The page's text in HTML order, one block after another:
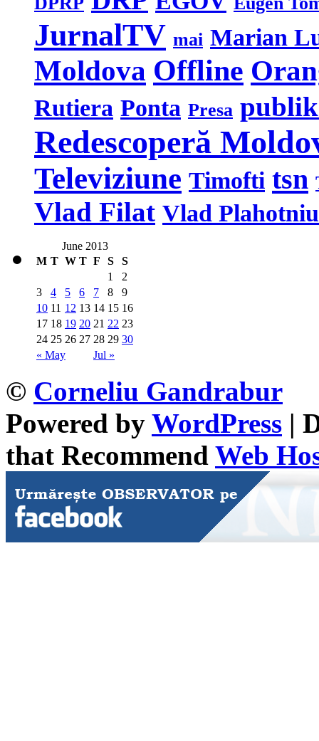
JurnalTV mai Marian
Moldova Offline
Rutiera Ponta Presa
Redescoperă
Televiziune Timofti tsn
Vlad Filat Vlad
June 2013
M T W T F S S
« May Jul »
1
2
3
4 5 6 7 8
9
10 11 12 13 14 15 16
17 18 19 20 21 22 23
24 25 26 27 28 29 30
© Corneliu Gandrabur
Powered by WordPress |
that Recommend Web